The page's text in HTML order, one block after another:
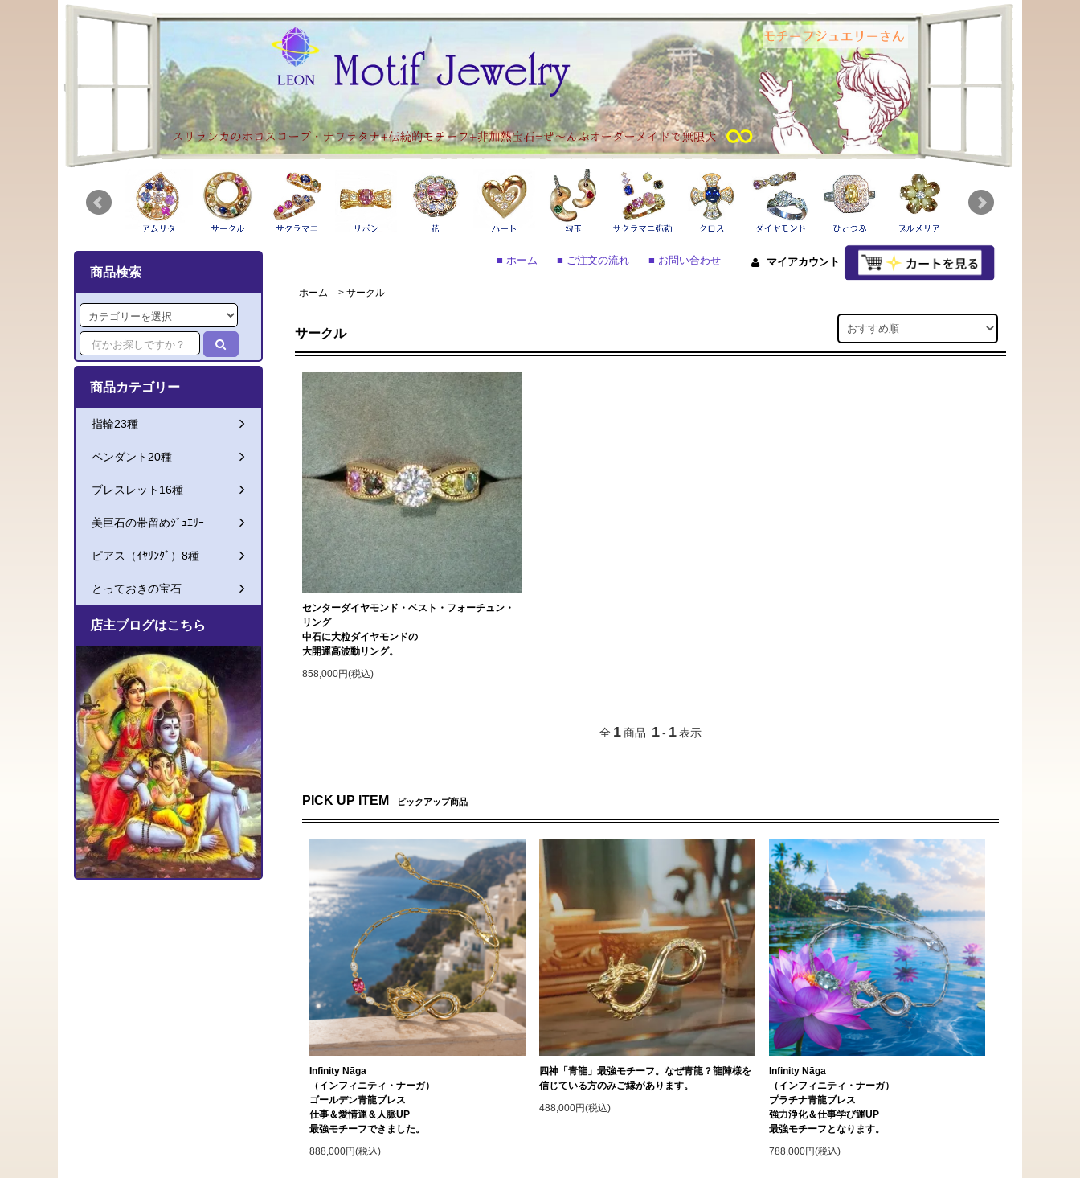
マイアカウント
■ ホーム ■ ご注文の流れ ■ お問い合わせ
ホーム >サークル
サークル
センターダイヤモンド・ベスト・フォーチュン・
リング
中石に大粒ダイヤモンドの
大開運高波動リング。
858,000円(税込)
全 1商品 1- 1表示
PICK UP ITEM ピックアップ商品
Infinity Nāga
（インフィニティ・ナーガ）
ゴールデン青龍ブレス
仕事＆愛情運＆人脈UP
最強モチーフできました。
888,000円(税込)
四神「青龍」最強モチーフ。なぜ青龍？龍陣様を
信じている方のみご縁があります。
488,000円(税込)
Infinity Nāga
（インフィニティ・ナーガ）
プラチナ青龍ブレス
強力浄化＆仕事学び運UP
最強モチーフとなります。
788,000円(税込)
商品検索
商品カテゴリー
指輪23種
ペンダント20種
ブレスレット16種
美巨石の帯留めｼﾞｭｴﾘｰ
ピアス（ｲﾔﾘﾝｸﾞ）8種
とっておきの宝石
店主ブログはこちら